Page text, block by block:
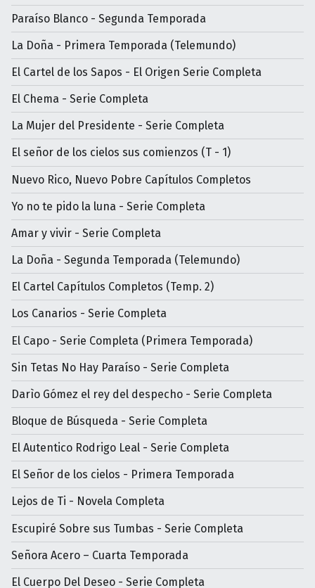
Paraíso Blanco - Segunda Temporada
La Doña - Primera Temporada (Telemundo)
El Cartel de los Sapos - El Origen Serie Completa
El Chema - Serie Completa
La Mujer del Presidente - Serie Completa
El señor de los cielos sus comienzos (T - 1)
Nuevo Rico, Nuevo Pobre Capítulos Completos
Yo no te pido la luna - Serie Completa
Amar y vivir - Serie Completa
La Doña - Segunda Temporada (Telemundo)
El Cartel Capítulos Completos (Temp. 2)
Los Canarios - Serie Completa
El Capo - Serie Completa (Primera Temporada)
Sin Tetas No Hay Paraíso - Serie Completa
Darìo Gómez el rey del despecho - Serie Completa
Bloque de Búsqueda - Serie Completa
El Autentico Rodrigo Leal - Serie Completa
El Señor de los cielos - Primera Temporada
Lejos de Ti - Novela Completa
Escupiré Sobre sus Tumbas - Serie Completa
Señora Acero – Cuarta Temporada
El Cuerpo Del Deseo - Serie Completa